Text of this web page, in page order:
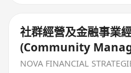
社群經營及金融事業
(Community
Financial Career)
NOVA FINANCIAL